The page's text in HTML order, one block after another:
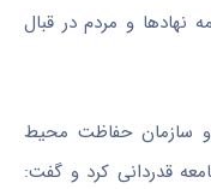
و مردم در قبال
سازمان حفاظت محیط
قدردانی کرد و گفت: